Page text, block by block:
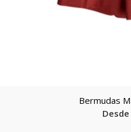
Bermudas
Desde